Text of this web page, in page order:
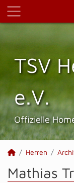
TSV
e.V.
Offizielle
Herren
Mathias